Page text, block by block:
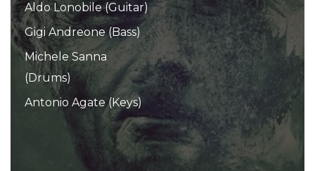
Aldo Lonobile (Guitar)
Gigi Andreone (Bass)
Michele Sanna
(Drums)
Antonio Agate (Keys)
...